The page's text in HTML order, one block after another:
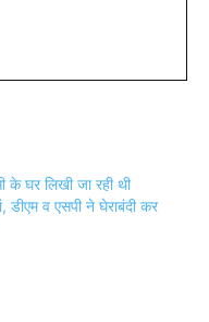
के घर लिखी जा रही थी
डीएम व एसपी ने घेराबंदी कर